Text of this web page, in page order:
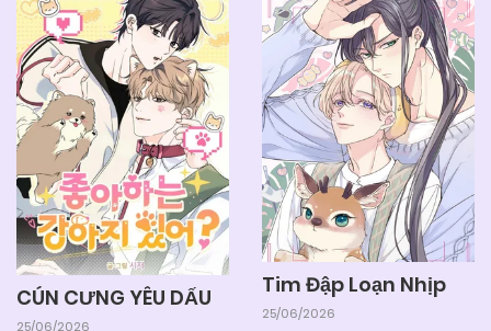
CÚN CƯNG YÊU DẤU
25/06/2026
Tim Đập Loạn Nhịp
25/06/2026